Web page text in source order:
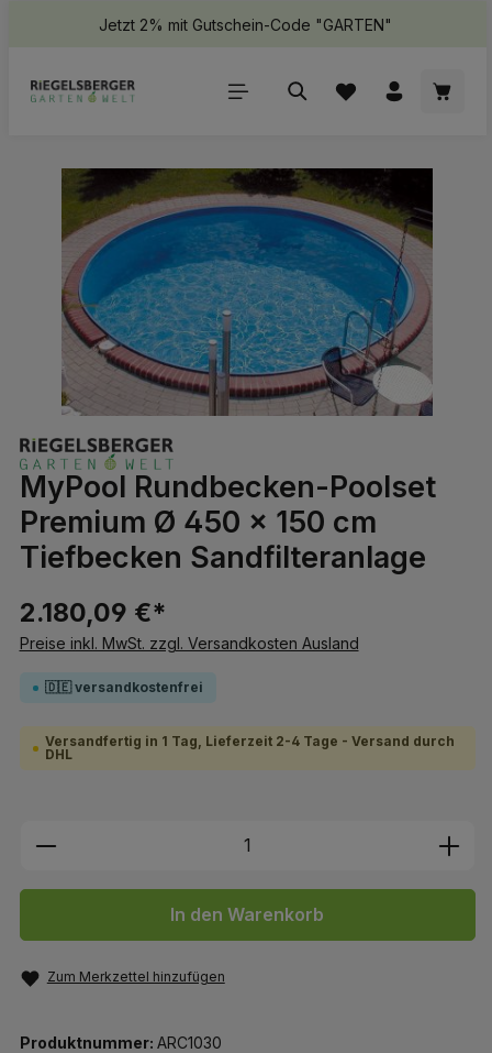
springenJetzt 2% mit Gutschein-Code "GARTEN"
Bildergalerie überspringen
MyPool Rundbecken-Poolset
Premium Ø 450 x 150 cm
Tiefbecken Sandfilteranlage
2.180,09 €*
Preise inkl. MwSt. zzgl. Versandkosten Ausland
🇩🇪 versandkostenfrei
Versandfertig in 1 Tag, Lieferzeit 2-4 Tage - Versand durch
DHL
Produkt Anzahl: Gib den
In den Warenkorb
Zum Merkzettel hinzufügen
Produktnummer: ARC1030